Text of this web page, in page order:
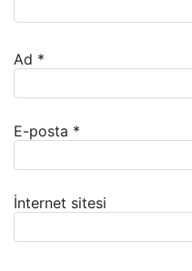
Ad *
E-posta *
İnternet sitesi